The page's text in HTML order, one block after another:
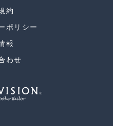
約
ポリシー
報
わせ